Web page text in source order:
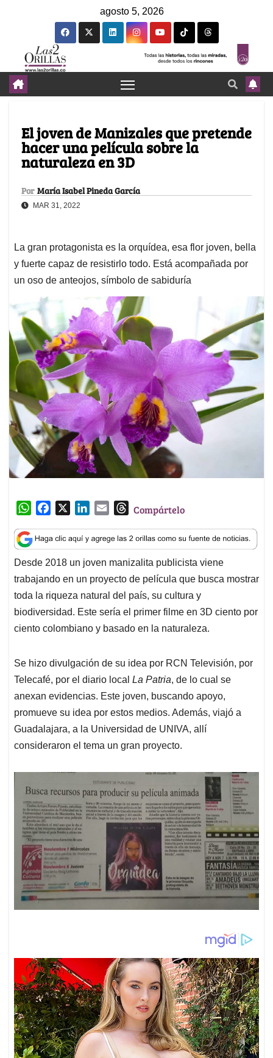
agosto 5, 2026
El joven de Manizales que pretende
hacer una película sobre la
naturaleza en 3D
Por María Isabel Pineda García
MAR 31, 2022
La gran protagonista es la orquídea, esa flor joven, bella
y fuerte capaz de resistirlo todo. Está acompañada por
un oso de anteojos, símbolo de sabiduría
W
a
t
s
A
p
p
c
e
b
o
o
k
n
k
e
d
I
n
a
i
l
T
r
e
a
d
s
Compártelo
Desde 2018 un joven manizalita publicista viene
trabajando en un proyecto de película que busca mostrar
toda la riqueza natural del país, su cultura y
biodiversidad. Este sería el primer filme en 3D ciento por
ciento colombiano y basado en la naturaleza.
Se hizo divulgación de su idea por RCN Televisión, por
Telecafé, por el diario local La Patria, de lo cual se
anexan evidencias. Este joven, buscando apoyo,
promueve su idea por estos medios. Además, viajó a
Guadalajara, a la Universidad de UNIVA, allí
consideraron el tema un gran proyecto.